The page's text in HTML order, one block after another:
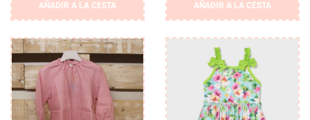
AÑADIR A LA CESTA AÑADIR A LA CESTA